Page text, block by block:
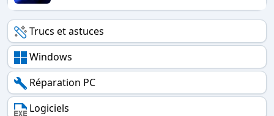
Trucs et astuces
Windows
Réparation PC
Logiciels